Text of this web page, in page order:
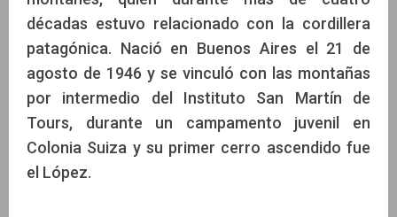
décadas estuvo relacionado con la cordillera
patagónica. Nació en Buenos Aires el 21 de
agosto de 1946 y se vinculó con las montañas
por intermedio del Instituto San Martín de
Tours, durante un campamento juvenil en
Colonia Suiza y su primer cerro ascendido fue
el López.